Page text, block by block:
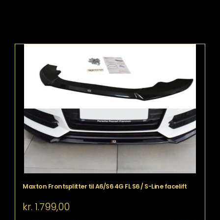
Maxton Frontsplitter til A6/S6 4G FL S6 / S-Line facelift
kr. 1.799,00